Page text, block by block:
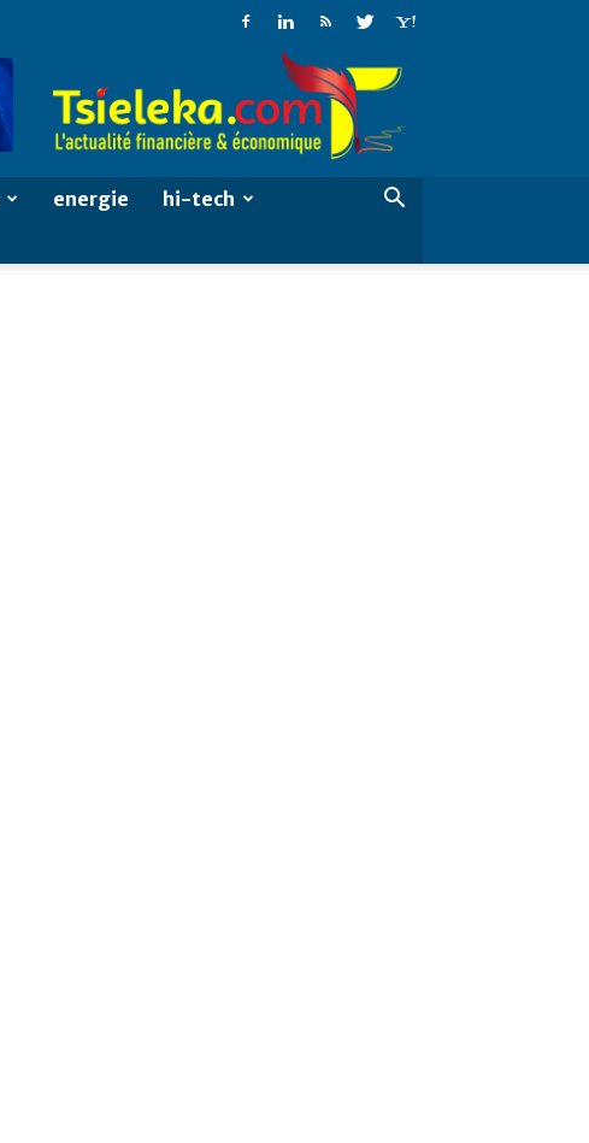
Tsieleka
energie
hi-tech